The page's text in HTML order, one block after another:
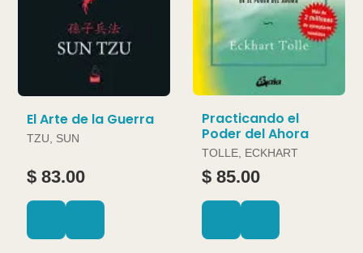
El Arte de la Guerra
TZU, SUN
$ 83.00
Practicando el
Poder del Ahora
TOLLE, ECKHART
$ 85.00